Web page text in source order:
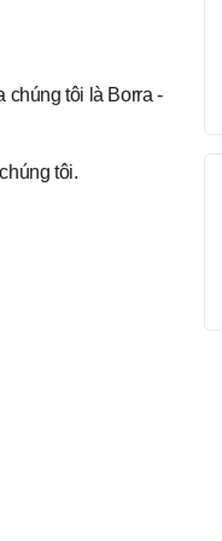
chúng tôi là Borra -
tôi.